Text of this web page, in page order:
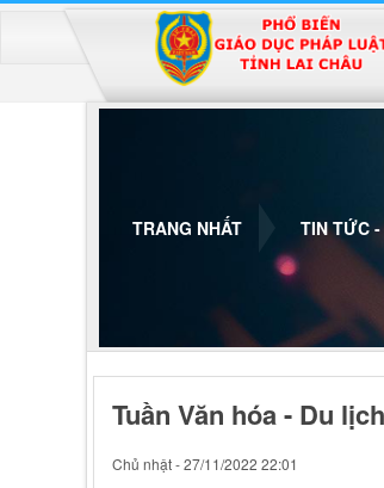
TRANG NHẤT TIN TỨC
Tuần Văn hóa - Du
Chủ nhật - 27/11/2022 22:01
Đã kết nối EMC